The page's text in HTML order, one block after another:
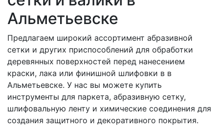
Альметьевске
Предлагаем широкий ассортимент абразивной
сетки и других приспособлений для обработки
деревянных поверхностей перед нанесением
краски, лака или финишной шлифовки в в
Альметьевске. У нас вы можете купить
инструменты для паркета, абразивную сетку,
шлифовальную ленту и химические соединения для
создания защитного и декоративного покрытия.